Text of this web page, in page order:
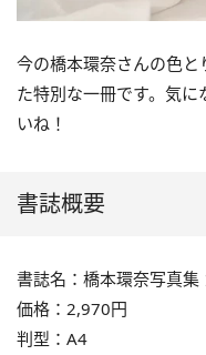
今の橋本環奈さんの色と
た特別な一冊です。気
いね！
書誌概要
書誌名：橋本環奈写真集
価格：2,970円
判型：A4